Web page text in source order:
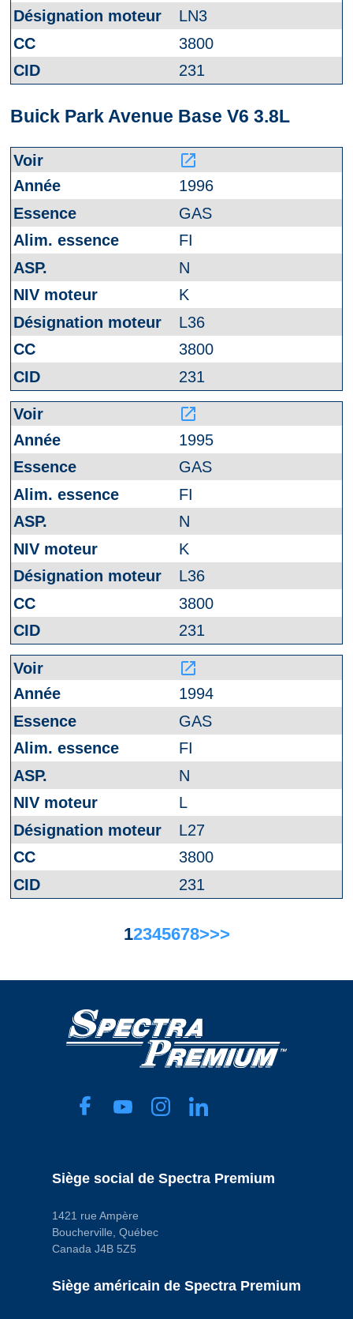
LN3
3800
231
Buick Park Avenue Base V6 3.8L
launch
1996
GAS
FI
N
K
L36
3800
231
launch
1995
GAS
FI
N
K
L36
3800
231
launch
1994
GAS
FI
N
L
L27
3800
231
12345678>>>
Siège social de Spectra Premium
1421 rue Ampère
Boucherville, Québec
Canada J4B 5Z5
Siège américain de Spectra Premium